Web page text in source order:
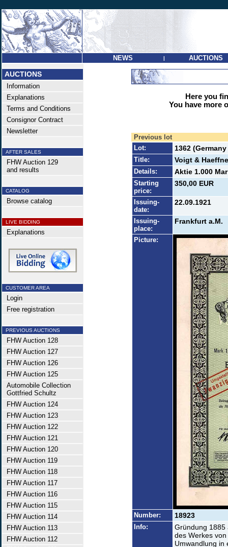
NEWS | AUCTIONS
AUCTIONS
Information
Explanations
Terms and Conditions
Consignor Contract
Newsletter
AFTER SALES
FHW Auction 129
and results
CATALOG
Browse catalog
LIVE BIDDING
Explanations
CUSTOMER AREA
Login
Free registration
PREVIOUS AUCTIONS
FHW Auction 128
FHW Auction 127
FHW Auction 126
FHW Auction 125
Automobile Collection
Gottfried Schultz
FHW Auction 124
FHW Auction 123
FHW Auction 122
FHW Auction 121
FHW Auction 120
FHW Auction 119
FHW Auction 118
FHW Auction 117
FHW Auction 116
FHW Auction 115
FHW Auction 114
FHW Auction 113
FHW Auction 112
Here you
You have more
Previous lot
Lot:
1362
Title: Voigt &
Details: Aktie 1.000
Starting
price:
350,00 EUR
Issuing-
date:
22.09.1921
Issuing-
place:
Frankfurt a.M.
Picture:
Number: 18923
Info:
Gründung 1885
des Werkes
Umwandlung in